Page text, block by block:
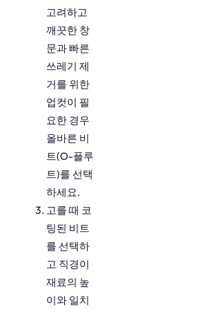
고려하고
깨끗한 창
문과 빠른
쓰레기 제
거를 위한
업컷이 필
요한 경우
올바른 비
트(O-플루
트)를 선택
하세요.
고를 때 코
팅된 비트
를 선택하
고 직경이
재료의 높
이와 일치